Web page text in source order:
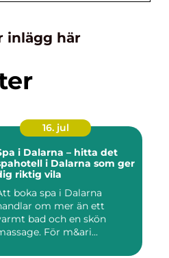
inlägg här
16. jul
i Dalarna – hitta det
i Dalarna som ger
riktig vila
boka spa i Dalarna
om mer än ett
bad och en skön
För m&ari...